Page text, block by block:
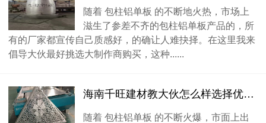
随着 包柱铝单板 的不断地火热，市场上
滋生了参差不齐的包柱铝单板产品的，所
有的厂家都宣传自己质感好，的确让人难抉择。在这里我来
倡导大伙最好挑选大制作商购买，这种......
海南千旺建材教大伙怎么样选择优质包柱铝单板
随着 包柱铝单板 的不断火爆，市面上出